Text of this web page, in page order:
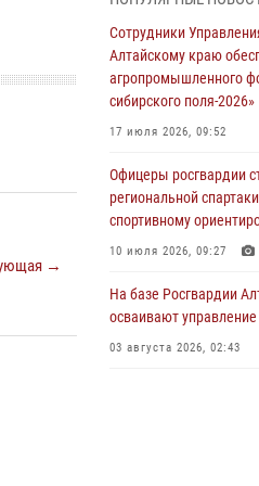
→
бойцы ОМОН «Алтай»
патриотическое
лагере «Звёздный»
05 июля 2026, 11:13
Росгвардия
храбрости»
04 июля 2026, 11:09
Сотрудники
«Каникулы с
03 июля 2026, 04:03
Сотрудники
Алтайскому краю
агропромышленного
сибирского поля-2026»
17 июля 2026, 09:52
Офицеры росгвардии
региональной
спортивному
10 июля 2026, 09:27
На базе Росгвардии
осваивают
03 августа 2026, 02:43